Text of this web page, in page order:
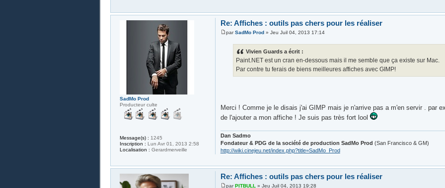
Re: Affiches : outils pas chers pour les réaliser
parSadMo Prod» Jeu Juil 04, 2013 17:14
Vivien Guards a écrit :
Paint.NET est un cran en-dessous mais il me semble que ça existe sur Mac.
Par contre tu ferais de biens meilleures affiches avec GIMP!
Merci ! Comme je le disais j'ai GIMP mais je n'arrive pas a m'en servir . par
de l'ajouter a mon affiche ! Je suis pas très fort lool
Dan Sadmo
Fondateur & PDG de la société de production SadMo Prod (San Francisco & GM)
http://wiki.cinejeu.net/index.php?title=SadMo_Prod
SadMo Prod
Producteur culte
Message(s) : 1245
Inscription : Lun Avr 01, 2013 2:58
Localisation : Gerardmerveille
Re: Affiches : outils pas chers pour les réaliser
parPITBULL» Jeu Juil 04, 2013 19:28